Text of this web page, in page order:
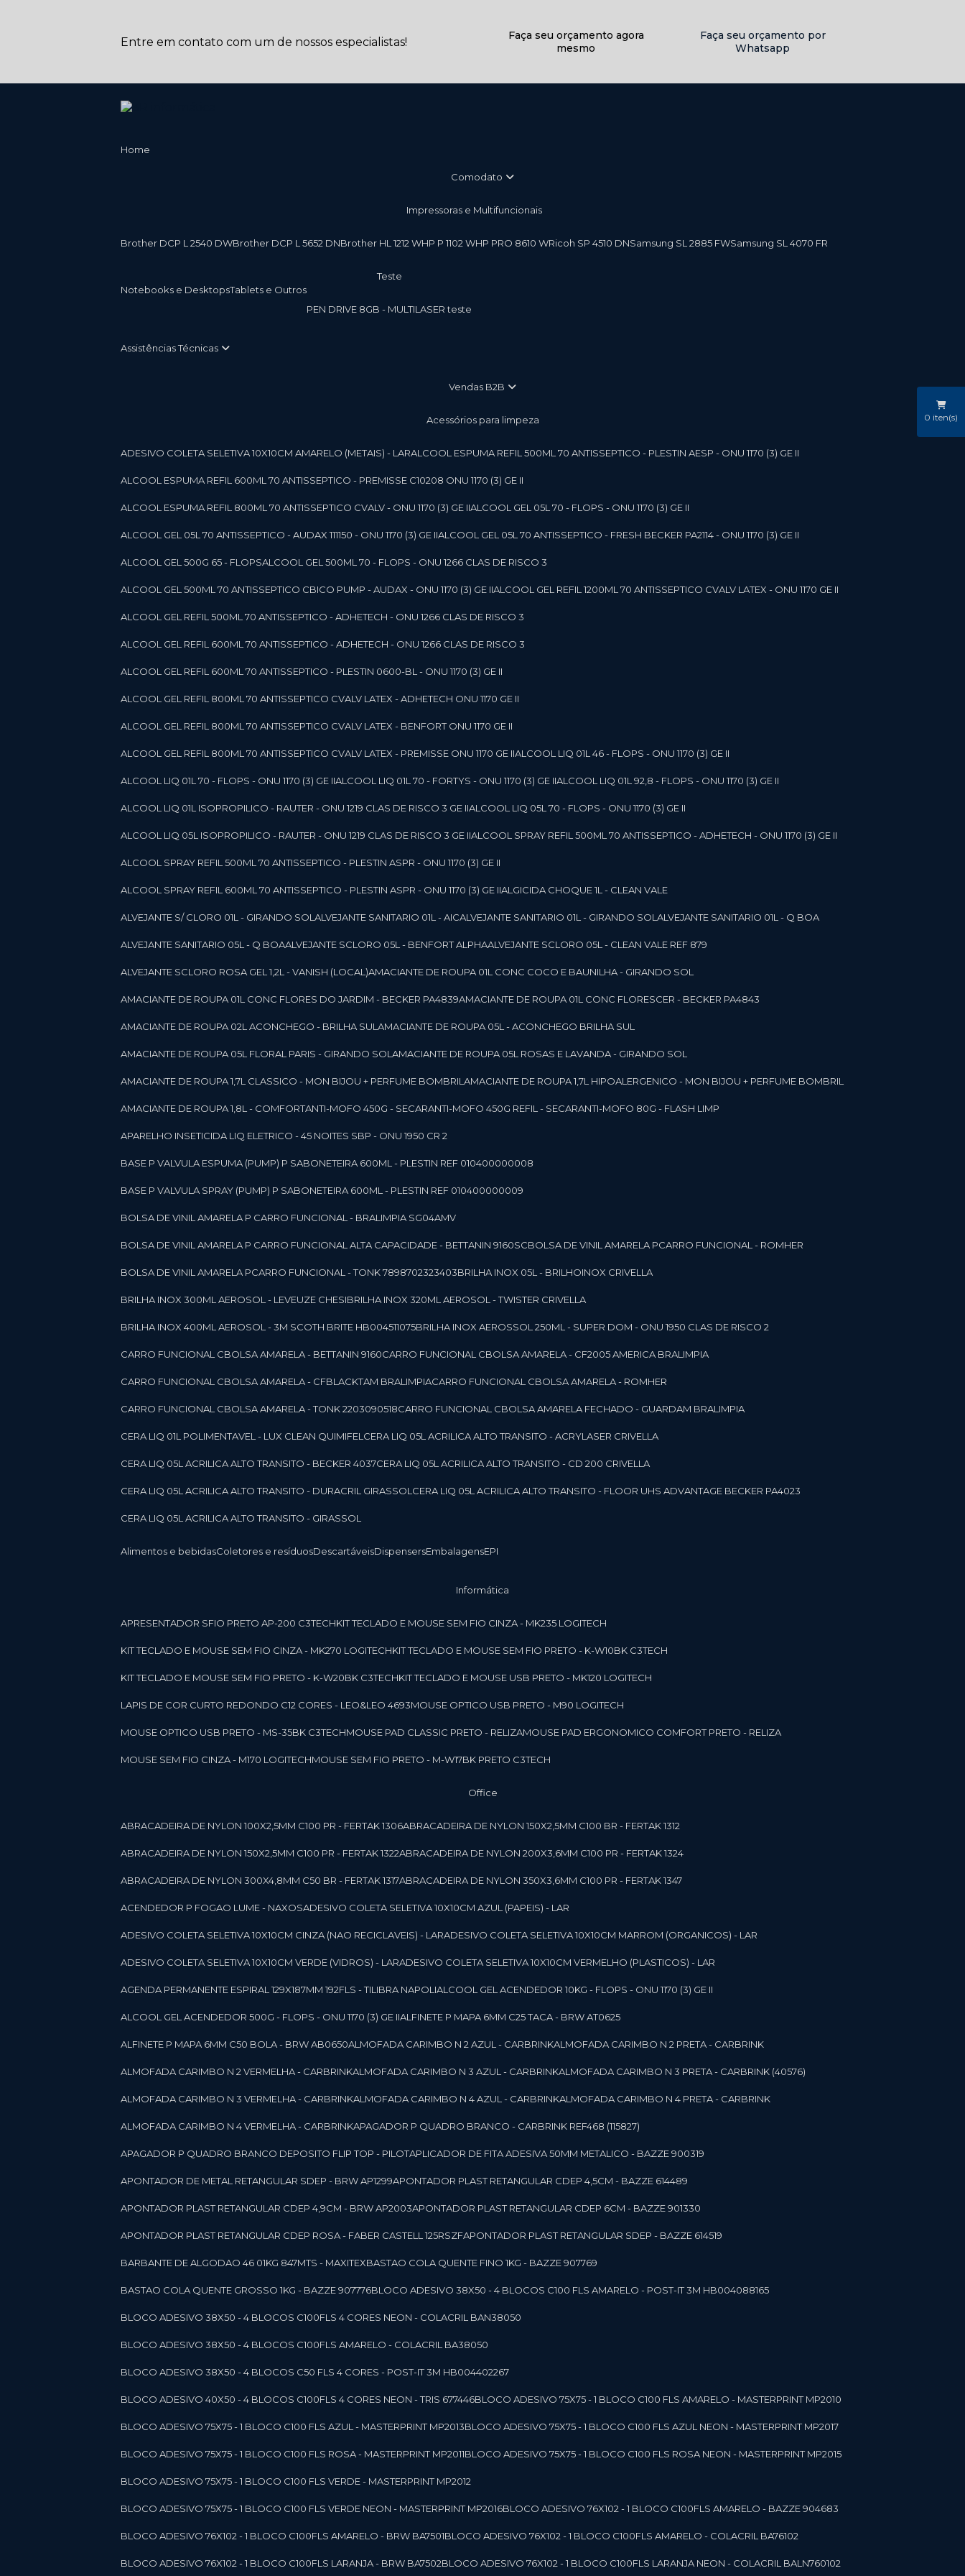
Entre em contato com um de nossos especialistas!
Faça seu orçamento agora
mesmo
Faça seu orçamento por
Whatsapp
Home
Comodato
Impressoras e Multifuncionais
Brother DCP L 2540 DW Brother DCP L 5652 DN Brother HL 1212 W HP P 1102 W HP PRO 8610 W Ricoh SP 4510 DN Samsung SL 2885 FW Samsung SL 4070 FR
Notebooks e Desktops Tablets e Outros
teste
PEN DRIVE 8GB - MULTILASER teste
Assistências Técnicas
vendas B2B
Acessórios para limpeza
ADESIVO COLETA SELETIVA 10X10CM AMARELO (METAIS) - LAR ALCOOL ESPUMA REFIL 500ML 70 ANTISSEPTICO - PLESTIN AESP - ONU 1170 (3) GE II
ALCOOL ESPUMA REFIL 600ML 70 ANTISSEPTICO - PREMISSE C10208 ONU 1170 (3) GE II
ALCOOL ESPUMA REFIL 800ML 70 ANTISSEPTICO CVALV - ONU 1170 (3) GE II ALCOOL GEL 05L 70 - FLOPS - ONU 1170 (3) GE II
ALCOOL GEL 05L 70 ANTISSEPTICO - AUDAX 111150 - ONU 1170 (3) GE II ALCOOL GEL 05L 70 ANTISSEPTICO - FRESH BECKER PA2114 - ONU 1170 (3) GE II
ALCOOL GEL 500G 65 - FLOPS ALCOOL GEL 500ML 70 - FLOPS - ONU 1266 CLAS DE RISCO 3
ALCOOL GEL 500ML 70 ANTISSEPTICO CBICO PUMP - AUDAX - ONU 1170 (3) GE II ALCOOL GEL REFIL 1200ML 70 ANTISSEPTICO CVALV LATEX - ONU 1170 GE II
ALCOOL GEL REFIL 500ML 70 ANTISSEPTICO - ADHETECH - ONU 1266 CLAS DE RISCO 3
ALCOOL GEL REFIL 600ML 70 ANTISSEPTICO - ADHETECH - ONU 1266 CLAS DE RISCO 3
ALCOOL GEL REFIL 600ML 70 ANTISSEPTICO - PLESTIN 0600-BL - ONU 1170 (3) GE II
ALCOOL GEL REFIL 800ML 70 ANTISSEPTICO CVALV LATEX - ADHETECH ONU 1170 GE II
ALCOOL GEL REFIL 800ML 70 ANTISSEPTICO CVALV LATEX - BENFORT ONU 1170 GE II
ALCOOL GEL REFIL 800ML 70 ANTISSEPTICO CVALV LATEX - PREMISSE ONU 1170 GE II ALCOOL LIQ 01L 46 - FLOPS - ONU 1170 (3) GE II
ALCOOL LIQ 01L 70 - FLOPS - ONU 1170 (3) GE II ALCOOL LIQ 01L 70 - FORTYS - ONU 1170 (3) GE II ALCOOL LIQ 01L 92,8 - FLOPS - ONU 1170 (3) GE II
ALCOOL LIQ 01L ISOPROPILICO - RAUTER - ONU 1219 CLAS DE RISCO 3 GE II ALCOOL LIQ 05L 70 - FLOPS - ONU 1170 (3) GE II
ALCOOL LIQ 05L ISOPROPILICO - RAUTER - ONU 1219 CLAS DE RISCO 3 GE II ALCOOL SPRAY REFIL 500ML 70 ANTISSEPTICO - ADHETECH - ONU 1170 (3) GE II
ALCOOL SPRAY REFIL 500ML 70 ANTISSEPTICO - PLESTIN ASPR - ONU 1170 (3) GE II
ALCOOL SPRAY REFIL 600ML 70 ANTISSEPTICO - PLESTIN ASPR - ONU 1170 (3) GE II ALGICIDA CHOQUE 1L - CLEAN VALE
ALVEJANTE S/ CLORO 01L - GIRANDO SOL ALVEJANTE SANITARIO 01L - AIC ALVEJANTE SANITARIO 01L - GIRANDO SOL ALVEJANTE SANITARIO 01L - Q BOA
ALVEJANTE SANITARIO 05L - Q BOA ALVEJANTE SCLORO 05L - BENFORT ALPHA ALVEJANTE SCLORO 05L - CLEAN VALE REF 879
ALVEJANTE SCLORO ROSA GEL 1,2L - VANISH (LOCAL) AMACIANTE DE ROUPA 01L CONC COCO E BAUNILHA - GIRANDO SOL
AMACIANTE DE ROUPA 01L CONC FLORES DO JARDIM - BECKER PA4839 AMACIANTE DE ROUPA 01L CONC FLORESCER - BECKER PA4843
AMACIANTE DE ROUPA 02L ACONCHEGO - BRILHA SUL AMACIANTE DE ROUPA 05L - ACONCHEGO BRILHA SUL
AMACIANTE DE ROUPA 05L FLORAL PARIS - GIRANDO SOL AMACIANTE DE ROUPA 05L ROSAS E LAVANDA - GIRANDO SOL
AMACIANTE DE ROUPA 1,7L CLASSICO - MON BIJOU + PERFUME BOMBRIL AMACIANTE DE ROUPA 1,7L HIPOALERGENICO - MON BIJOU + PERFUME BOMBRIL
AMACIANTE DE ROUPA 1,8L - COMFORT ANTI-MOFO 450G - SECAR ANTI-MOFO 450G REFIL - SECAR ANTI-MOFO 80G - FLASH LIMP
APARELHO INSETICIDA LIQ ELETRICO - 45 NOITES SBP - ONU 1950 CR 2
BASE P VALVULA ESPUMA (PUMP) P SABONETEIRA 600ML - PLESTIN REF 010400000008
BASE P VALVULA SPRAY (PUMP) P SABONETEIRA 600ML - PLESTIN REF 010400000009
BOLSA DE VINIL AMARELA P CARRO FUNCIONAL - BRALIMPIA SG04AMV
BOLSA DE VINIL AMARELA P CARRO FUNCIONAL ALTA CAPACIDADE - BETTANIN 9160SC BOLSA DE VINIL AMARELA PCARRO FUNCIONAL - ROMHER
BOLSA DE VINIL AMARELA PCARRO FUNCIONAL - TONK 7898702323403 BRILHA INOX 05L - BRILHOINOX CRIVELLA
BRILHA INOX 300ML AEROSOL - LEVEUZE CHESI BRILHA INOX 320ML AEROSOL - TWISTER CRIVELLA
BRILHA INOX 400ML AEROSOL - 3M SCOTH BRITE HB004511075 BRILHA INOX AEROSSOL 250ML - SUPER DOM - ONU 1950 CLAS DE RISCO 2
CARRO FUNCIONAL CBOLSA AMARELA - BETTANIN 9160 CARRO FUNCIONAL CBOLSA AMARELA - CF2005 AMERICA BRALIMPIA
CARRO FUNCIONAL CBOLSA AMARELA - CFBLACKTAM BRALIMPIA CARRO FUNCIONAL CBOLSA AMARELA - ROMHER
CARRO FUNCIONAL CBOLSA AMARELA - TONK 2203090518 CARRO FUNCIONAL CBOLSA AMARELA FECHADO - GUARDAM BRALIMPIA
CERA LIQ 01L POLIMENTAVEL - LUX CLEAN QUIMIFEL CERA LIQ 05L ACRILICA ALTO TRANSITO - ACRYLASER CRIVELLA
CERA LIQ 05L ACRILICA ALTO TRANSITO - BECKER 4037 CERA LIQ 05L ACRILICA ALTO TRANSITO - CD 200 CRIVELLA
CERA LIQ 05L ACRILICA ALTO TRANSITO - DURACRIL GIRASSOL CERA LIQ 05L ACRILICA ALTO TRANSITO - FLOOR UHS ADVANTAGE BECKER PA4023
CERA LIQ 05L ACRILICA ALTO TRANSITO - GIRASSOL
Alimentos e bebidas Coletores e resíduos Descartáveis Dispensers Embalagens EPI
Informática
APRESENTADOR SFIO PRETO AP-200 C3TECH KIT TECLADO E MOUSE SEM FIO CINZA - MK235 LOGITECH
KIT TECLADO E MOUSE SEM FIO CINZA - MK270 LOGITECH KIT TECLADO E MOUSE SEM FIO PRETO - K-W10BK C3TECH
KIT TECLADO E MOUSE SEM FIO PRETO - K-W20BK C3TECH KIT TECLADO E MOUSE USB PRETO - MK120 LOGITECH
LAPIS DE COR CURTO REDONDO C12 CORES - LEO&LEO 4693 MOUSE OPTICO USB PRETO - M90 LOGITECH
MOUSE OPTICO USB PRETO - MS-35BK C3TECH MOUSE PAD CLASSIC PRETO - RELIZA MOUSE PAD ERGONOMICO COMFORT PRETO - RELIZA
MOUSE SEM FIO CINZA - M170 LOGITECH MOUSE SEM FIO PRETO - M-W17BK PRETO C3TECH
Office
ABRACADEIRA DE NYLON 100X2,5MM C100 PR - FERTAK 1306 ABRACADEIRA DE NYLON 150X2,5MM C100 BR - FERTAK 1312
ABRACADEIRA DE NYLON 150X2,5MM C100 PR - FERTAK 1322 ABRACADEIRA DE NYLON 200X3,6MM C100 PR - FERTAK 1324
ABRACADEIRA DE NYLON 300X4,8MM C50 BR - FERTAK 1317 ABRACADEIRA DE NYLON 350X3,6MM C100 PR - FERTAK 1347
ACENDEDOR P FOGAO LUME - NAXOS ADESIVO COLETA SELETIVA 10X10CM AZUL (PAPEIS) - LAR
ADESIVO COLETA SELETIVA 10X10CM CINZA (NAO RECICLAVEIS) - LAR ADESIVO COLETA SELETIVA 10X10CM MARROM (ORGANICOS) - LAR
ADESIVO COLETA SELETIVA 10X10CM VERDE (VIDROS) - LAR ADESIVO COLETA SELETIVA 10X10CM VERMELHO (PLASTICOS) - LAR
AGENDA PERMANENTE ESPIRAL 129X187MM 192FLS - TILIBRA NAPOLI ALCOOL GEL ACENDEDOR 10KG - FLOPS - ONU 1170 (3) GE II
ALCOOL GEL ACENDEDOR 500G - FLOPS - ONU 1170 (3) GE II ALFINETE P MAPA 6MM C25 TACA - BRW AT0625
ALFINETE P MAPA 6MM C50 BOLA - BRW AB0650 ALMOFADA CARIMBO N 2 AZUL - CARBRINK ALMOFADA CARIMBO N 2 PRETA - CARBRINK
ALMOFADA CARIMBO N 2 VERMELHA - CARBRINK ALMOFADA CARIMBO N 3 AZUL - CARBRINK ALMOFADA CARIMBO N 3 PRETA - CARBRINK (40576)
ALMOFADA CARIMBO N 3 VERMELHA - CARBRINK ALMOFADA CARIMBO N 4 AZUL - CARBRINK ALMOFADA CARIMBO N 4 PRETA - CARBRINK
ALMOFADA CARIMBO N 4 VERMELHA - CARBRINK APAGADOR P QUADRO BRANCO - CARBRINK REF468 (115827)
APAGADOR P QUADRO BRANCO DEPOSITO FLIP TOP - PILOT APLICADOR DE FITA ADESIVA 50MM METALICO - BAZZE 900319
APONTADOR DE METAL RETANGULAR SDEP - BRW AP1299 APONTADOR PLAST RETANGULAR CDEP 4,5CM - BAZZE 614489
APONTADOR PLAST RETANGULAR CDEP 4,9CM - BRW AP2003 APONTADOR PLAST RETANGULAR CDEP 6CM - BAZZE 901330
APONTADOR PLAST RETANGULAR CDEP ROSA - FABER CASTELL 125RSZF APONTADOR PLAST RETANGULAR SDEP - BAZZE 614519
BARBANTE DE ALGODAO 46 01KG 847MTS - MAXITEX BASTAO COLA QUENTE FINO 1KG - BAZZE 907769
BASTAO COLA QUENTE GROSSO 1KG - BAZZE 907776 BLOCO ADESIVO 38X50 - 4 BLOCOS C100 FLS AMARELO - POST-IT 3M HB004088165
BLOCO ADESIVO 38X50 - 4 BLOCOS C100FLS 4 CORES NEON - COLACRIL BAN38050
BLOCO ADESIVO 38X50 - 4 BLOCOS C100FLS AMARELO - COLACRIL BA38050
BLOCO ADESIVO 38X50 - 4 BLOCOS C50 FLS 4 CORES - POST-IT 3M HB004402267
BLOCO ADESIVO 40X50 - 4 BLOCOS C100FLS 4 CORES NEON - TRIS 677446 BLOCO ADESIVO 75X75 - 1 BLOCO C100 FLS AMARELO - MASTERPRINT MP2010
BLOCO ADESIVO 75X75 - 1 BLOCO C100 FLS AZUL - MASTERPRINT MP2013 BLOCO ADESIVO 75X75 - 1 BLOCO C100 FLS AZUL NEON - MASTERPRINT MP2017
BLOCO ADESIVO 75X75 - 1 BLOCO C100 FLS ROSA - MASTERPRINT MP2011 BLOCO ADESIVO 75X75 - 1 BLOCO C100 FLS ROSA NEON - MASTERPRINT MP2015
BLOCO ADESIVO 75X75 - 1 BLOCO C100 FLS VERDE - MASTERPRINT MP2012
BLOCO ADESIVO 75X75 - 1 BLOCO C100 FLS VERDE NEON - MASTERPRINT MP2016 BLOCO ADESIVO 76X102 - 1 BLOCO C100FLS AMARELO - BAZZE 904683
BLOCO ADESIVO 76X102 - 1 BLOCO C100FLS AMARELO - BRW BA7501 BLOCO ADESIVO 76X102 - 1 BLOCO C100FLS AMARELO - COLACRIL BA76102
BLOCO ADESIVO 76X102 - 1 BLOCO C100FLS LARANJA - BRW BA7502 BLOCO ADESIVO 76X102 - 1 BLOCO C100FLS LARANJA NEON - COLACRIL BALN760102
0 iten(s)